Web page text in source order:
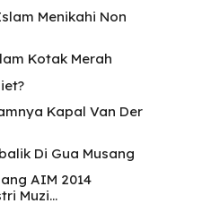
Menikahi Non
Kotak Merah
Kapal Van Der
Di Gua Musang
AIM 2014
Muzi...